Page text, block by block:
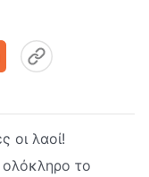
οι λαοί!
το